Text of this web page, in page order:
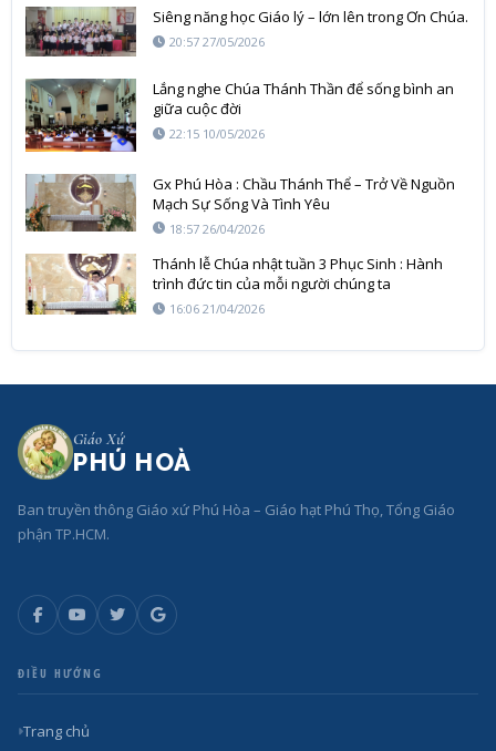
Siêng năng học Giáo lý – lớn lên trong Ơn Chúa.
20:57 27/05/2026
Lắng nghe Chúa Thánh Thần để sống bình an
giữa cuộc đời
22:15 10/05/2026
Gx Phú Hòa : Chầu Thánh Thể – Trở Về Nguồn
Mạch Sự Sống Và Tình Yêu
18:57 26/04/2026
Thánh lễ Chúa nhật tuần 3 Phục Sinh : Hành
trình đức tin của mỗi người chúng ta
16:06 21/04/2026
Giáo Xứ
PHÚ HOÀ
Ban truyền thông Giáo xứ Phú Hòa – Giáo hạt Phú Thọ, Tổng Giáo
phận TP.HCM.
ĐIỀU HƯỚNG
Trang chủ